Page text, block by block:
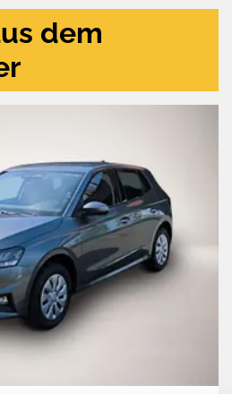
dem